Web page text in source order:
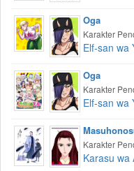
Oga
Karakter
Elf-san wa
Oga
Karakter
Elf-san wa
Karakter
Karasu wa